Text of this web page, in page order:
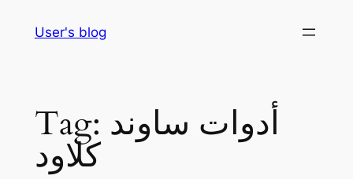
User's blog
Tag: أدوات ساوند
كلاود